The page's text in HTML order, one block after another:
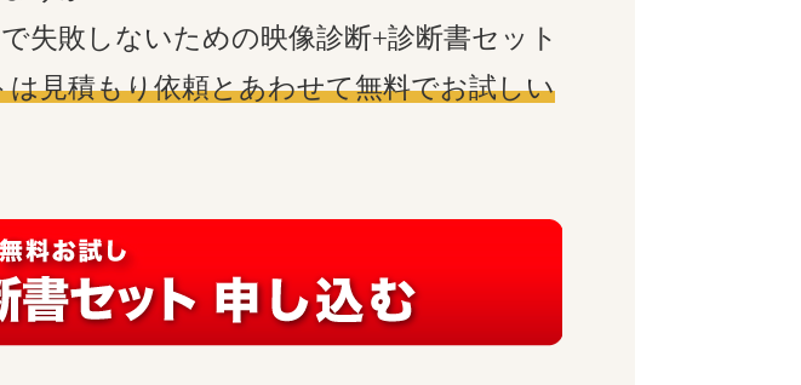
失敗しないための映像診断+診断書セット
見積もり依頼とあわせて無料でお試しい